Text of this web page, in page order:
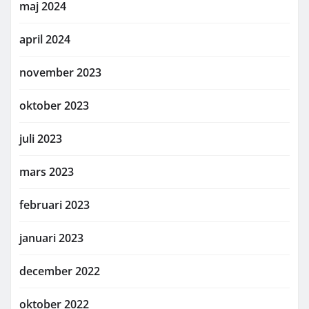
maj 2024
april 2024
november 2023
oktober 2023
juli 2023
mars 2023
februari 2023
januari 2023
december 2022
oktober 2022